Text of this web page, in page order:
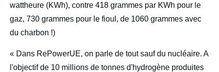
wattheure (KWh), contre 418 grammes par KWh pour le
gaz, 730 grammes pour le fioul, de 1060 grammes avec
du charbon !)
« Dans RePowerUE, on parle de tout sauf du nucléaire. A
l'objectif de 10 millions de tonnes d'hydrogène produites